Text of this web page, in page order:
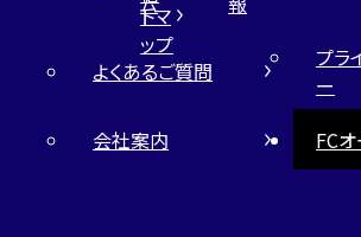
トマ
ップ
よくあるご質問
プラ
ー
会社案内
FC